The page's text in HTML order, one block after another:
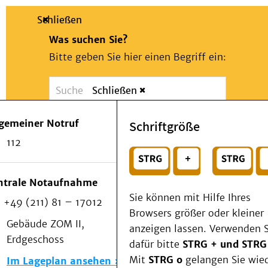
Suche
Schließen
Was suchen Sie?
Bitte geben Sie hier einen Begriff ein:
Suchen
Wählen Sie ein Thema für Ihren
Notfall
Schließen
Notruf
112
Notaufnahme
+49 (211) 81 – 17012
Gebäude ZOM II,
Erdgeschoss
Im Lageplan ansehen
Schriftgröße
Sie können mit Hilfe Ihres
Browsers größer oder kleiner
anzeigen lassen. Verwenden
dafür bitte STRG + und
Mit STRG o gelangen Sie
Patienten & Besucher
Als Patient am UKD
Beratung und Unterstützung
Veranstaltungen
Kommunikation im Medizinwesen (KIM)
Notfall
Forschung & Lehre
Medizinische Fakultät